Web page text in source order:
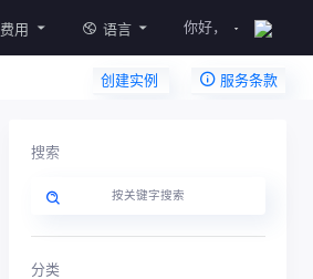
费用 语言 你好，
创建实例
服务条款
搜索
分类